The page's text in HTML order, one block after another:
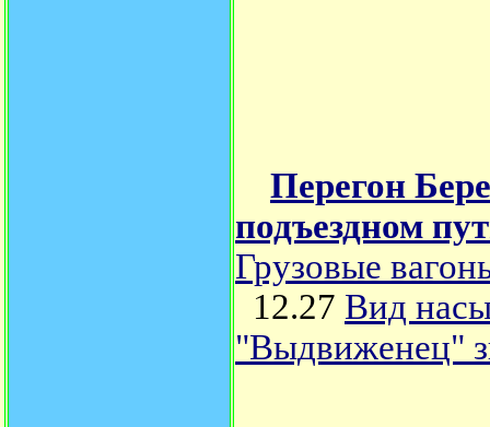
Перегон
подъездном
Грузовые
12.27 Вид
"Выдвиженец"